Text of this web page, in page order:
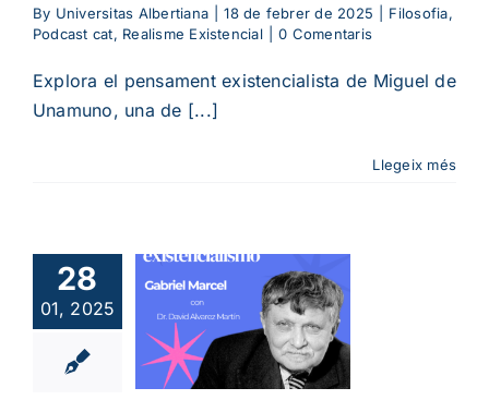
By Universitas Albertiana 18 de febrer de 2025 Filosofia,
Podcast cat, Realisme Existencial 0 Comentaris
Explora el pensament existencialista de Miguel de
Unamuno, una de [...]
Llegeix més
28
01, 2025
al
con
Álvarez